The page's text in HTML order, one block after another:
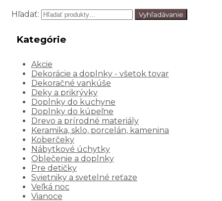
Hľadať: Vyhľadávanie
Kategórie
Akcie
Dekorácie a doplnky - všetok tovar
Dekoračné vankúše
Deky a prikrývky
Doplnky do kuchyne
Doplnky do kúpeľne
Drevo a prírodné materiály
Keramika, sklo, porcelán, kamenina
Koberčeky
Nábytkové úchytky
Oblečenie a doplnky
Pre detičky
Svietniky a svetelné reťaze
Veľká noc
Vianoce